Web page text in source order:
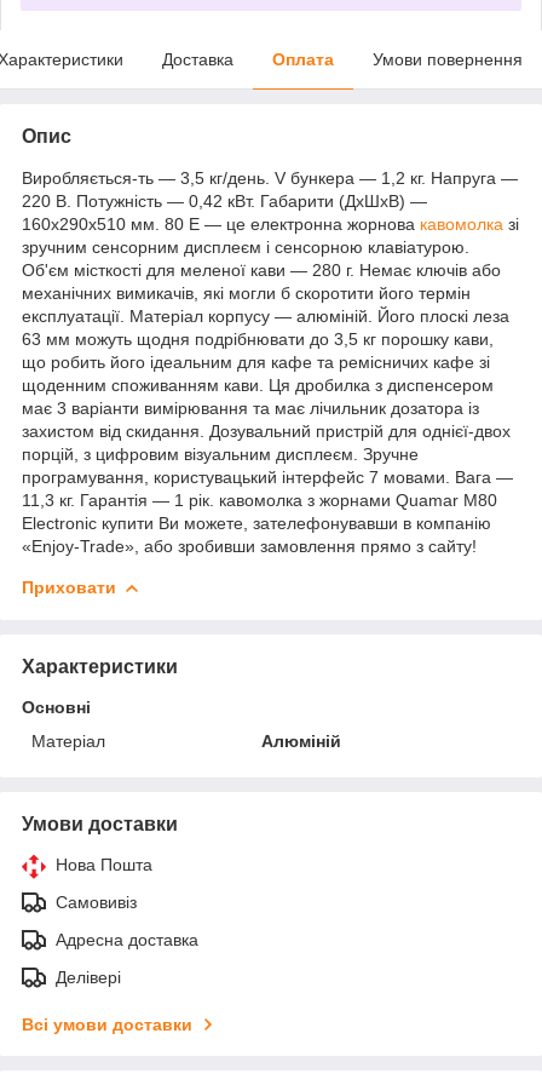
Доставка Оплата Умови повернення
Опис
Виробляється-ть — 3,5 кг/день. V бункера — 1,2 кг. Напруга —
220 В. Потужність — 0,42 кВт. Габарити (ДхШхВ) —
160х290х510 мм. 80 E — це електронна жорнова кавомолка зі
зручним сенсорним дисплеєм і сенсорною клавіатурою.
Об'єм місткості для меленої кави — 280 г. Немає ключів або
механічних вимикачів, які могли б скоротити його термін
експлуатації. Матеріал корпусу — алюміній. Його плоскі леза
63 мм можуть щодня подрібнювати до 3,5 кг порошку кави,
що робить його ідеальним для кафе та ремісничих кафе зі
щоденним споживанням кави. Ця дробилка з диспенсером
має 3 варіанти вимірювання та має лічильник дозатора із
захистом від скидання. Дозувальний пристрій для однієї-двох
порцій, з цифровим візуальним дисплеєм. Зручне
програмування, користувацький інтерфейс 7 мовами. Вага —
11,3 кг. Гарантія — 1 рік. кавомолка з жорнами Quamar M80
Electronic купити Ви можете, зателефонувавши в компанію
«Enjoy-Trade», або зробивши замовлення прямо з сайту!
Приховати
Характеристики
Основні
Матеріал
Алюміній
Умови доставки
Нова Пошта
Самовивіз
Адресна доставка
Делівері
Всі умови доставки